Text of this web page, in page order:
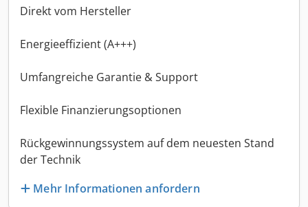
Direkt vom Hersteller
Energieeffizient (A+++)
Umfangreiche Garantie & Support
Flexible Finanzierungsoptionen
Rückgewinnungssystem auf dem neuesten Stand
der Technik
Mehr Informationen anfordern